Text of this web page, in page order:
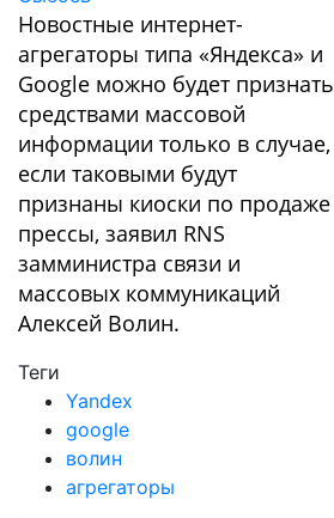
Новостные интернет-
агрегаторы типа «Яндекса» и
Google можно будет признать
средствами массовой
информации только в случае,
если таковыми будут
признаны киоски по продаже
прессы, заявил RNS
замминистра связи и
массовых коммуникаций
Алексей Волин.
Теги
Yandex
google
волин
агрегаторы